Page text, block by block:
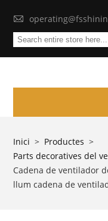

Inici > Productes >
Parts decoratives del
Cadena de ventilador
llum cadena de